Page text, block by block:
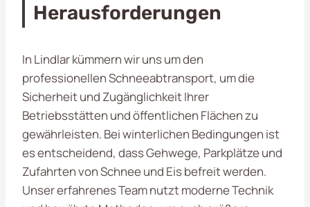
Herausforderungen
In Lindlar kümmern wir uns um den
professionellen Schneeabtransport, um die
Sicherheit und Zugänglichkeit Ihrer
Betriebsstätten und öffentlichen Flächen zu
gewährleisten. Bei winterlichen Bedingungen ist
es entscheidend, dass Gehwege, Parkplätze und
Zufahrten von Schnee und Eis befreit werden.
Unser erfahrenes Team nutzt moderne Technik